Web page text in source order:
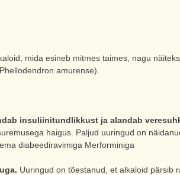
mida esineb mitmes taimes, nagu
amurense).
insuliinitundlikkust ja alandab
haigus. Paljud uuringud on
diabeediravimiga Merforminiga
Uuringud on tõestanud, et alkaloid pärsib